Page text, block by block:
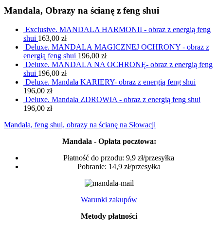
Mandala, Obrazy na ścianę z feng shui
Exclusive. MANDALA HARMONII - obraz z energią feng
shui 163,00 zł
Deluxe. MANDALA MAGICZNEJ OCHRONY - obraz z
energią feng shui 196,00 zł
Deluxe. MANDALA NA OCHRONĘ- obraz z energią feng
shui 196,00 zł
Deluxe. Mandala KARIERY- obraz z energią feng shui
196,00 zł
Deluxe. Mandala ZDROWIA - obraz z energią feng shui
196,00 zł
Mandala, feng shui, obrazy na ścianę na Słowacji
Mandala - Opłata pocztowa:
Płatność do przodu: 9,9 zł/przesyłka
Pobranie: 14,9 zł/przesyłka
Warunki zakupów
Metody płatności